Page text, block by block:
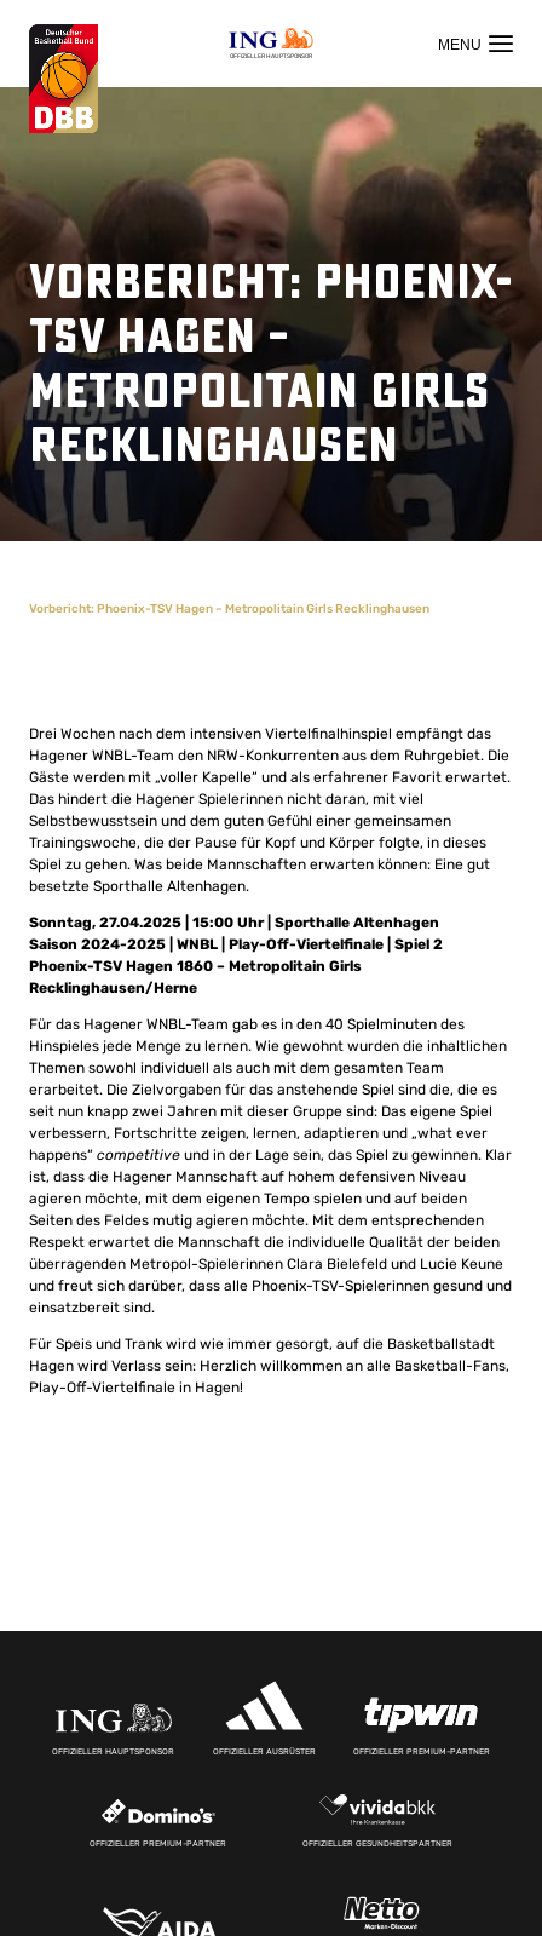
OFFIZIELLER HAUPTSPONSOR
Vorbericht: Phoenix-
TSV Hagen –
Metropolitain Girls
Recklinghausen
Vorbericht: Phoenix-TSV Hagen – Metropolitain Girls Recklinghausen
Drei Wochen nach dem intensiven Viertelfinalhinspiel empfängt das
Hagener WNBL-Team den NRW-Konkurrenten aus dem Ruhrgebiet. Die
Gäste werden mit „voller Kapelle“ und als erfahrener Favorit erwartet.
Das hindert die Hagener Spielerinnen nicht daran, mit viel
Selbstbewusstsein und dem guten Gefühl einer gemeinsamen
Trainingswoche, die der Pause für Kopf und Körper folgte, in dieses
Spiel zu gehen. Was beide Mannschaften erwarten können: Eine gut
besetzte Sporthalle Altenhagen.
Sonntag, 27.04.2025 | 15:00 Uhr | Sporthalle Altenhagen
Saison 2024-2025 | WNBL | Play-Off-Viertelfinale | Spiel 2
Phoenix-TSV Hagen 1860 – Metropolitain Girls
Recklinghausen/Herne
Für das Hagener WNBL-Team gab es in den 40 Spielminuten des
Hinspieles jede Menge zu lernen. Wie gewohnt wurden die inhaltlichen
Themen sowohl individuell als auch mit dem gesamten Team
erarbeitet. Die Zielvorgaben für das anstehende Spiel sind die, die es
seit nun knapp zwei Jahren mit dieser Gruppe sind: Das eigene Spiel
verbessern, Fortschritte zeigen, lernen, adaptieren und „what ever
happens“ competitive und in der Lage sein, das Spiel zu gewinnen. Klar
ist, dass die Hagener Mannschaft auf hohem defensiven Niveau
agieren möchte, mit dem eigenen Tempo spielen und auf beiden
Seiten des Feldes mutig agieren möchte. Mit dem entsprechenden
Respekt erwartet die Mannschaft die individuelle Qualität der beiden
überragenden Metropol-Spielerinnen Clara Bielefeld und Lucie Keune
und freut sich darüber, dass alle Phoenix-TSV-Spielerinnen gesund und
einsatzbereit sind.
Für Speis und Trank wird wie immer gesorgt, auf die Basketballstadt
Hagen wird Verlass sein: Herzlich willkommen an alle Basketball-Fans,
Play-Off-Viertelfinale in Hagen!
OFFIZIELLER HAUPTSPONSOR OFFIZIELLER AUSRÜSTER OFFIZIELLER PREMIUM-PARTNER
OFFIZIELLER PREMIUM-PARTNER OFFIZIELLER GESUNDHEITSPARTNER